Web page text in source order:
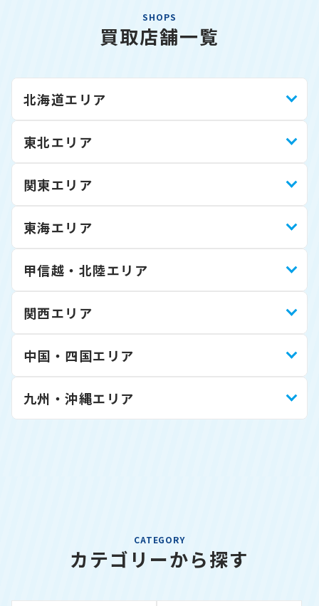
SHOPS
買取店舗一覧
北海道エリア
東北エリア
関東エリア
東海エリア
甲信越・北陸エリア
関西エリア
中国・四国エリア
九州・沖縄エリア
CATEGORY
カテゴリーから探す